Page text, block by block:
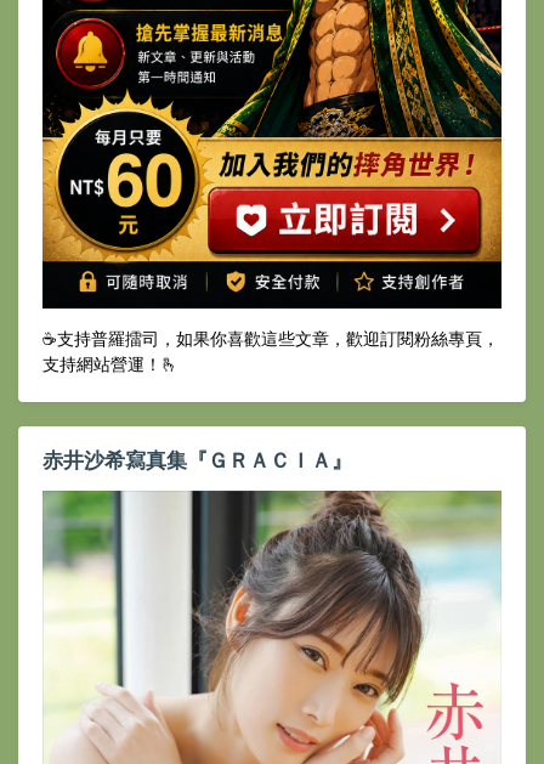
☕️支持普羅擂司，如果你喜歡這些文章，歡迎訂閱粉絲專頁，
支持網站營運！🫰
赤井沙希寫真集『ＧＲＡＣＩＡ』